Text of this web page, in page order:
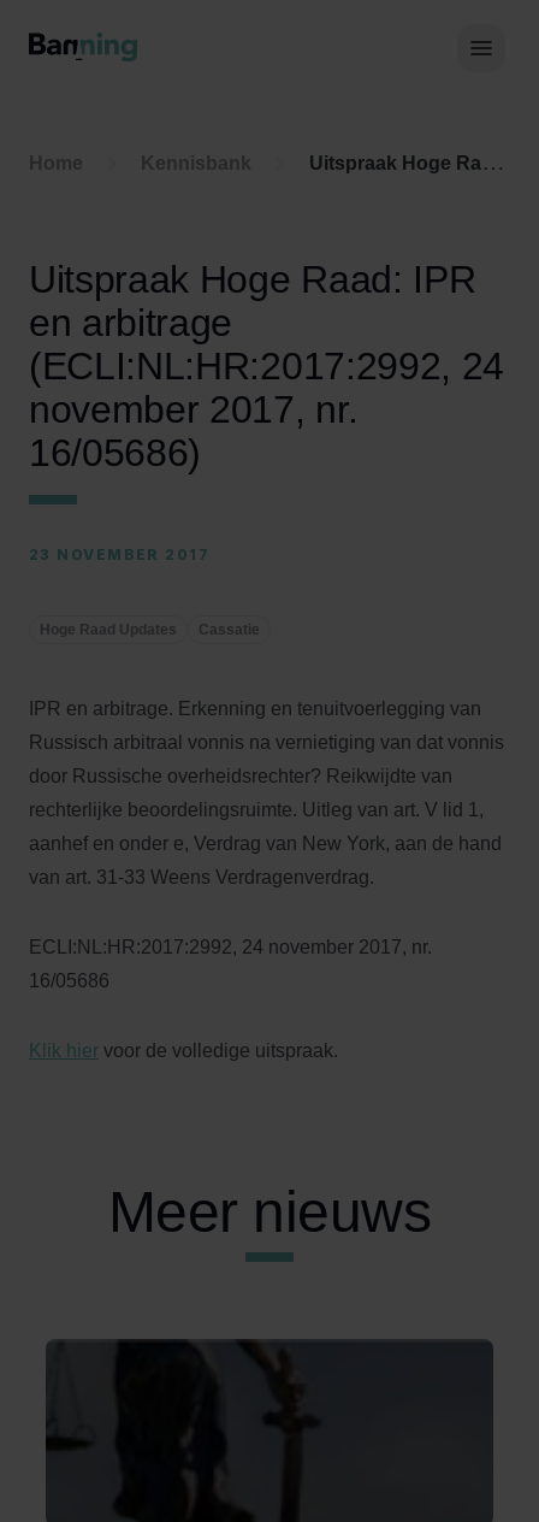
Home Kennisbank Uitspraak Hoge Raad: IPR en arbitrage (ECLI:NL:HR:2017:2992, 24 november 2017, nr. 16/05686)
Uitspraak Hoge Raad: IPR
en arbitrage
(ECLI:NL:HR:2017:2992, 24
november 2017, nr.
16/05686)
23 NOVEMBER 2017
Hoge Raad Updates Cassatie
IPR en arbitrage. Erkenning en tenuitvoerlegging van
Russisch arbitraal vonnis na vernietiging van dat vonnis
door Russische overheidsrechter? Reikwijdte van
rechterlijke beoordelingsruimte. Uitleg van art. V lid 1,
aanhef en onder e, Verdrag van New York, aan de hand
van art. 31-33 Weens Verdragenverdrag.
ECLI:NL:HR:2017:2992, 24 november 2017, nr.
16/05686
Klik hier voor de volledige uitspraak.
Meer nieuws